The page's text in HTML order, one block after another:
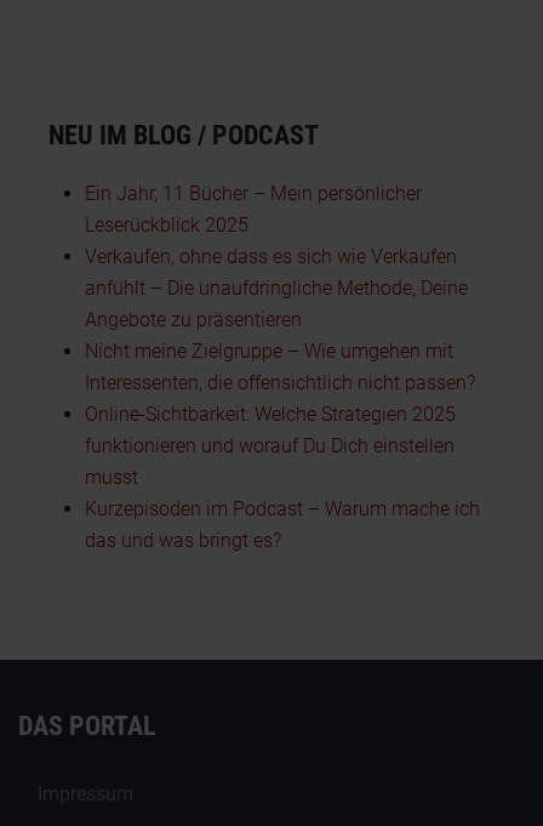
NEU IM BLOG / PODCAST
Ein Jahr, 11 Bücher – Mein persönlicher
Leserückblick 2025
Verkaufen, ohne dass es sich wie Verkaufen
anfühlt – Die unaufdringliche Methode, Deine
Angebote zu präsentieren
Nicht meine Zielgruppe – Wie umgehen mit
Interessenten, die offensichtlich nicht passen?
Online-Sichtbarkeit: Welche Strategien 2025
funktionieren und worauf Du Dich einstellen
musst
Kurzepisoden im Podcast – Warum mache ich
das und was bringt es?
DAS PORTAL
Impressum